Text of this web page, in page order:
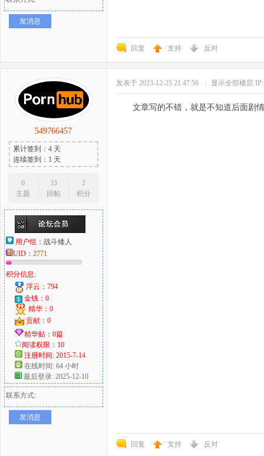
发消息
回复 支持 反对
549766457
累计签到：4 天
连续签到：1 天
0
主题
33
回帖
2
积分
用户组： 战斗矮人
UID： 2771
积分信息:
浮云：794
金钱：0
精华：0
贡献：0
精华贴：0篇
阅读权限：10
注册时间: 2015-7-14
在线时间: 64 小时
最后登录: 2025-12-10
联系方式:
发消息
发表于 2023-12-25 21:47:56 显示全部楼层
文章写的不错，就是不知道后面剧
回复 支持 反对